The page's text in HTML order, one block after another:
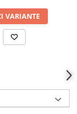
VARIANTE